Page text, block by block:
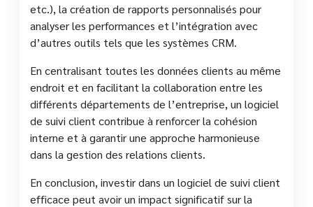
etc.), la création de rapports personnalisés pour
analyser les performances et l’intégration avec
d’autres outils tels que les systèmes CRM.
En centralisant toutes les données clients au même
endroit et en facilitant la collaboration entre les
différents départements de l’entreprise, un logiciel
de suivi client contribue à renforcer la cohésion
interne et à garantir une approche harmonieuse
dans la gestion des relations clients.
En conclusion, investir dans un logiciel de suivi client
efficace peut avoir un impact significatif sur la